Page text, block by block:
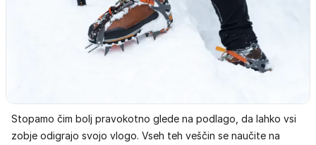
Stopamo čim bolj pravokotno glede na podlago, da lahko vsi
zobje odigrajo svojo vlogo. Vseh teh veščin se naučite na